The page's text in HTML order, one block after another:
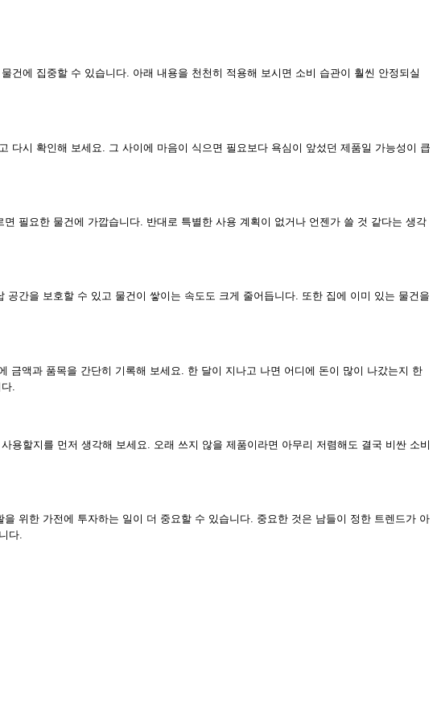
에 집중할 수 있습니다. 아래 내용을 천천히 적용해 보시면 소비 습관이 훨씬 안정되실
시 확인해 보세요. 그 사이에 마음이 식으면 필요보다 욕심이 앞섰던 제품일 가능성이 큽
필요한 물건에 가깝습니다. 반대로 특별한 사용 계획이 없거나 언젠가 쓸 것 같다는 생각
간을 보호할 수 있고 물건이 쌓이는 속도도 크게 줄어듭니다. 또한 집에 이미 있는 물건을
액과 품목을 간단히 기록해 보세요. 한 달이 지나고 나면 어디에 돈이 많이 나갔는지 한
.
할지를 먼저 생각해 보세요. 오래 쓰지 않을 제품이라면 아무리 저렴해도 결국 비싼 소비
위한 가전에 투자하는 일이 더 중요할 수 있습니다. 중요한 것은 남들이 정한 트렌드가 아
다.